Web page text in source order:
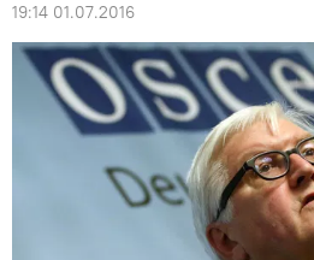
19:14 01.07.2016